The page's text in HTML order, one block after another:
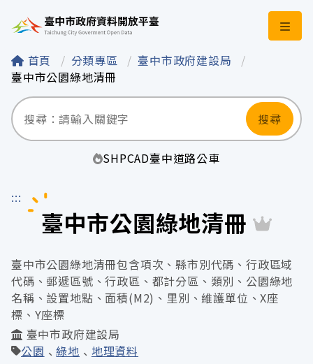
臺中市政府資料開
首頁 分類專區
臺中市政府建設局
臺中市公園綠地清冊
搜尋
SHPCAD臺中道路公車
:::
臺中市公園綠地清冊
臺中市公園綠地清冊包含項次、縣市別代碼、行政區域
代碼、郵遞區號、行政區、都計分區、類別、公園綠地
名稱、設置地點、面積(M2)、里別、維護單位、X座
標、Y座標
臺中市政府建設局
公園
綠地
地理資料